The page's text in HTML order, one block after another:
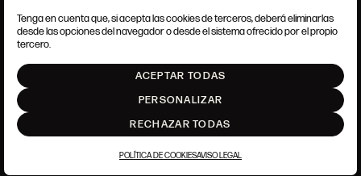
POLÍTICA DE COOKIES
AJUSTE DE COOKIES
Tenga en cuenta que, si acepta las cookies de terceros, deberá eliminarlas
desde las opciones del navegador o desde el sistema ofrecido por el propio
tercero.
ACEPTAR TODAS
PERSONALIZAR
RECHAZAR TODAS
POLÍTICA DE COOKIESAVISO LEGAL